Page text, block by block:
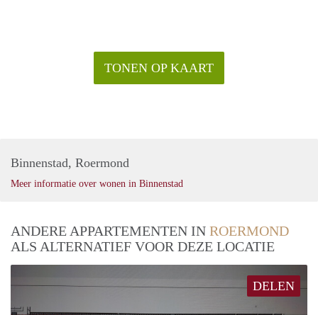
TONEN OP KAART
Binnenstad, Roermond
Meer informatie over wonen in Binnenstad
ANDERE APPARTEMENTEN IN ROERMOND
ALS ALTERNATIEF VOOR DEZE LOCATIE
DELEN